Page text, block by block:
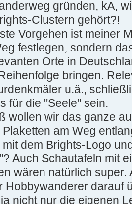
gründen, kA,
Clustern gehört?!
Vorgehen ist meiner
festlegen, sondern
Orte in
bringen.
u.ä.,
für die "Seele" sein.
wollen wir das ganze
am Weg
dem Brights-Logo
Auch Schautafeln mit
wären natürlich super.
Hobbywanderer darauf
nicht nur die eigenen